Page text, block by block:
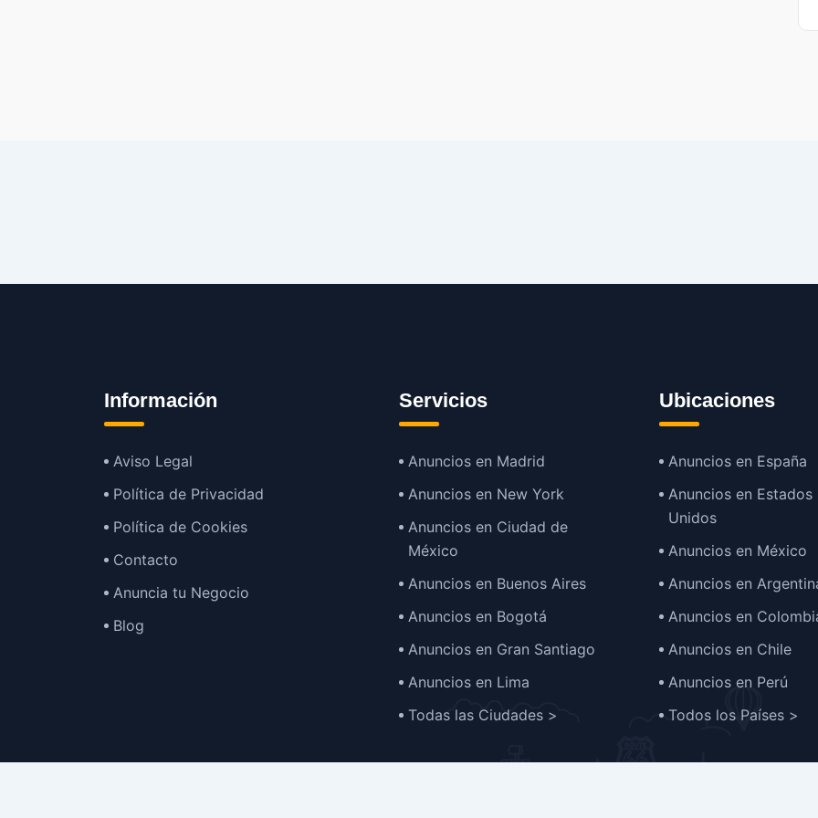
Información
Aviso Legal
Política de Privacidad
Política de Cookies
Contacto
Anuncia tu Negocio
Blog
Servicios
Anuncios en Madrid
Anuncios en New York
Anuncios en Ciudad de
México
Anuncios en Buenos Aires
Anuncios en Bogotá
Anuncios en Gran Santiago
Anuncios en Lima
Todas las Ciudades >
Ubicaciones
Anuncios en España
Anuncios en Estados
Unidos
Anuncios en México
Anuncios en
Anuncios en
Anuncios en Chile
Anuncios en Perú
Todos los Países >